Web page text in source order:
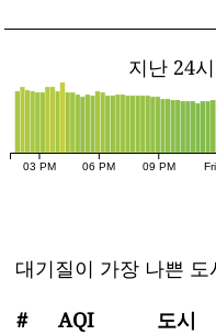
지난 24
03 PM 06 PM 09 PM
대기질이 가장 나쁜 도
#
AQI
도시